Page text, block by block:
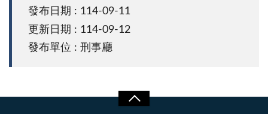
發布日期 : 114-09-11
更新日期 : 114-09-12
發布單位 : 刑事廳